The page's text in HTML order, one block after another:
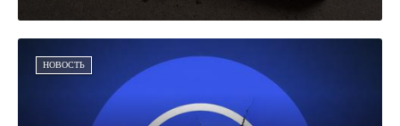
НОВОСТЬ